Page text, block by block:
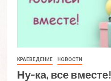
КРАЕВЕДЕНИЕ НОВОСТИ
Ну-ка, все вместе!